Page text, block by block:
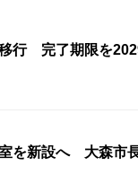
行 完了期限を
を新設へ 大森市